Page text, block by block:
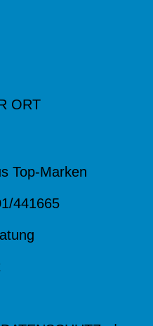
ORT
Top-Marken
441665